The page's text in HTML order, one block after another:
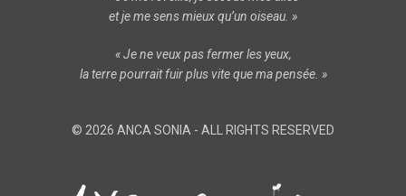
et je me sens mieux qu’un oiseau. »
« Je ne veux pas fermer les yeux,
la terre pourrait fuir plus vite que ma pensée. »
© 2026 ANCA SONIA - ALL RIGHTS RESERVED